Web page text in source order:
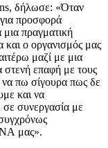
δήλωσε: «Όταν
προσφορά
πραγματική
και ο οργανισμός μας
μαζί με μια
στενή επαφή με τους
να πω σίγουρα πως δε
και να
σε συνεργασία με
μας».